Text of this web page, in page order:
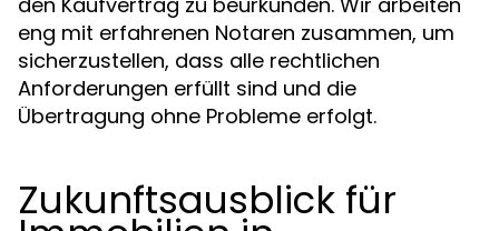
eng mit erfahrenen Notaren zusammen, um
sicherzustellen, dass alle rechtlichen
Anforderungen erfüllt sind und die
Übertragung ohne Probleme erfolgt.
Zukunftsausblick für